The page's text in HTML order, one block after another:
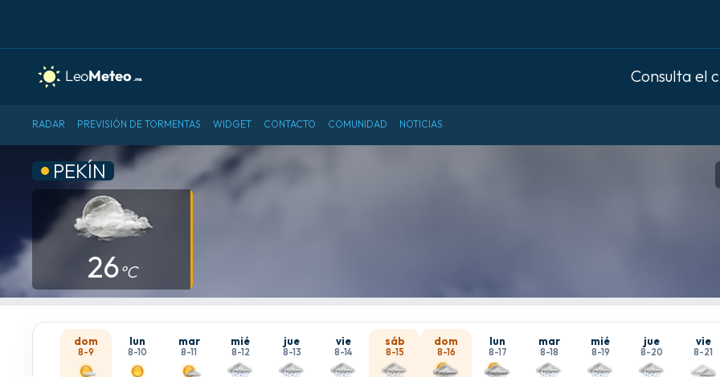
Consulta el
RADAR PREVISIÓN DE TORMENTAS WIDGET CONTACTO COMUNIDAD NOTICIAS
PEKÍN
26°C
dom
8-9
lun
8-10
mar
8-11
mié
8-12
jue
8-13
vie
8-14
sáb
8-15
dom
8-16
lun
8-17
mar
8-18
mié
8-19
jue
8-20
vie
8-21